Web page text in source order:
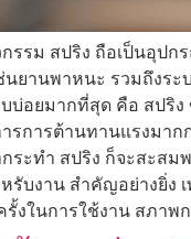
รรม สปริง ถือเป็นอุปก
นยานพาหนะ รวมถึงร
บ่อยมากที่สุด คือ สปริ
รการต้านทานแรงมา
กระทำ สปริง ก็จะสะส
รับงาน สำคัญอย่างยิ่ง
รั้งในการใช้งาน สภา